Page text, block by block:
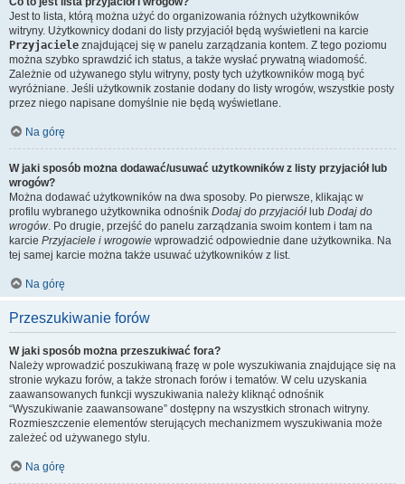
Jest to lista, którą można użyć do organizowania różnych użytkowników
witryny. Użytkownicy dodani do listy przyjaciół będą wyświetleni na karcie
Przyjaciele znajdującej się w panelu zarządzania kontem. Z tego poziomu
można szybko sprawdzić ich status, a także wysłać prywatną wiadomość.
Zależnie od używanego stylu witryny, posty tych użytkowników mogą być
wyróżniane. Jeśli użytkownik zostanie dodany do listy wrogów, wszystkie posty
przez niego napisane domyślnie nie będą wyświetlane.
Na górę
W jaki sposób można dodawać/usuwać użytkowników z listy przyjaciół lub
wrogów?
Można dodawać użytkowników na dwa sposoby. Po pierwsze, klikając w
profilu wybranego użytkownika odnośnik Dodaj do przyjaciół lub Dodaj do
wrogów. Po drugie, przejść do panelu zarządzania swoim kontem i tam na
karcie Przyjaciele i wrogowie wprowadzić odpowiednie dane użytkownika. Na
tej samej karcie można także usuwać użytkowników z list.
Na górę
Przeszukiwanie forów
W jaki sposób można przeszukiwać fora?
Należy wprowadzić poszukiwaną frazę w pole wyszukiwania znajdujące się na
stronie wykazu forów, a także stronach forów i tematów. W celu uzyskania
zaawansowanych funkcji wyszukiwania należy kliknąć odnośnik
“Wyszukiwanie zaawansowane” dostępny na wszystkich stronach witryny.
Rozmieszczenie elementów sterujących mechanizmem wyszukiwania może
zależeć od używanego stylu.
Na górę